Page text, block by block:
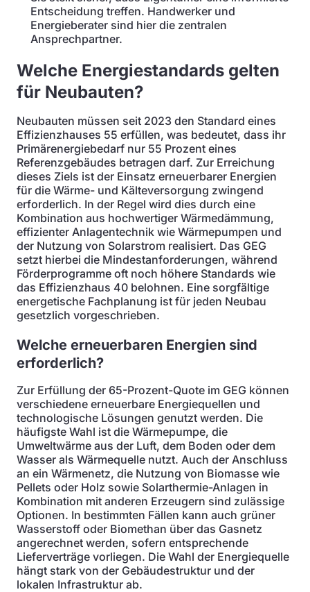
Entscheidung treffen. Handwerker und
Energieberater sind hier die zentralen
Ansprechpartner.
Welche Energiestandards gelten
für Neubauten?
Neubauten müssen seit 2023 den Standard eines
Effizienzhauses 55 erfüllen, was bedeutet, dass ihr
Primärenergiebedarf nur 55 Prozent eines
Referenzgebäudes betragen darf. Zur Erreichung
dieses Ziels ist der Einsatz erneuerbarer Energien
für die Wärme- und Kälteversorgung zwingend
erforderlich. In der Regel wird dies durch eine
Kombination aus hochwertiger Wärmedämmung,
effizienter Anlagentechnik wie Wärmepumpen und
der Nutzung von Solarstrom realisiert. Das GEG
setzt hierbei die Mindestanforderungen, während
Förderprogramme oft noch höhere Standards wie
das Effizienzhaus 40 belohnen. Eine sorgfältige
energetische Fachplanung ist für jeden Neubau
gesetzlich vorgeschrieben.
Welche erneuerbaren Energien sind
erforderlich?
Zur Erfüllung der 65-Prozent-Quote im GEG können
verschiedene erneuerbare Energiequellen und
technologische Lösungen genutzt werden. Die
häufigste Wahl ist die Wärmepumpe, die
Umweltwärme aus der Luft, dem Boden oder dem
Wasser als Wärmequelle nutzt. Auch der Anschluss
an ein Wärmenetz, die Nutzung von Biomasse wie
Pellets oder Holz sowie Solarthermie-Anlagen in
Kombination mit anderen Erzeugern sind zulässige
Optionen. In bestimmten Fällen kann auch grüner
Wasserstoff oder Biomethan über das Gasnetz
angerechnet werden, sofern entsprechende
Lieferverträge vorliegen. Die Wahl der Energiequelle
hängt stark von der Gebäudestruktur und der
lokalen Infrastruktur ab.